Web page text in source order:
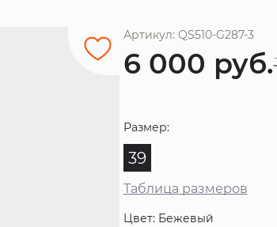
Артикул: QS510-G287-3
6 000 руб.
Размер:
39
Таблица размеров
Цвет: Бежевый